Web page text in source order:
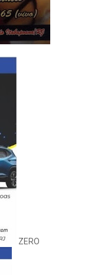
ZERO